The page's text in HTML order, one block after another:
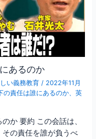
あるのか
い義務教育 / 2022年11月
の責任は誰にあるのか、英
か 要約 この会話は、
の責任を誰が負うべ